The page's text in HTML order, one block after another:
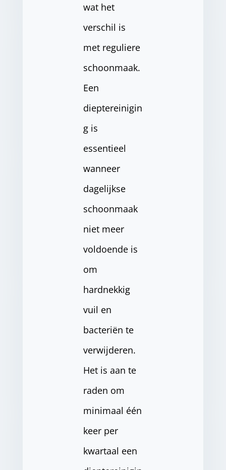
wat het
verschil is
met reguliere
schoonmaak.
Een
dieptereinigin
g is
essentieel
wanneer
dagelijkse
schoonmaak
niet meer
voldoende is
om
hardnekkig
vuil en
bacteriën te
verwijderen.
Het is aan te
raden om
minimaal één
keer per
kwartaal een